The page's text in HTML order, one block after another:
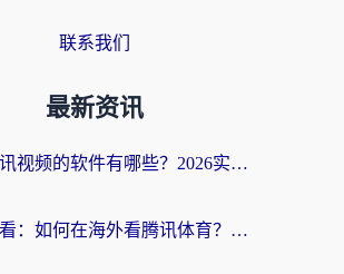
联系我们
最新资讯
海外看腾讯视频的软件有哪些？2026实测有效，留学生都在用的回国加速器指南
海外党必看：如何在海外看腾讯体育？解决赛事直播地区限制的终极指南